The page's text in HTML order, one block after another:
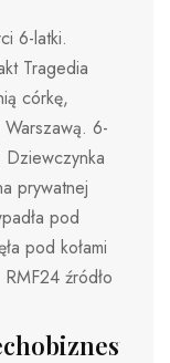
6-latki.
Tragedia
córkę,
6-
prywatnej
pod
pod kołami
źródło